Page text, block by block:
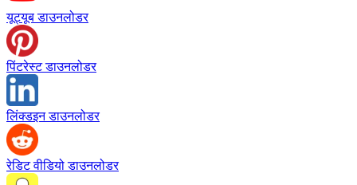
यूट्यूब डाउनलोडर
पिंटरेस्ट डाउनलोडर
लिंक्डइन डाउनलोडर
रेडिट वीडियो डाउनलोडर